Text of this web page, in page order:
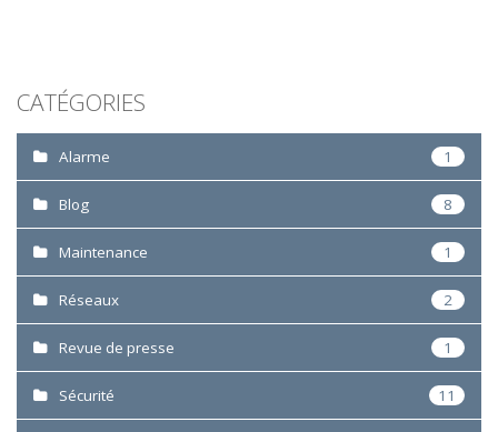
CATÉGORIES
Alarme 1
Blog 8
Maintenance 1
Réseaux 2
Revue de presse 1
Sécurité 11